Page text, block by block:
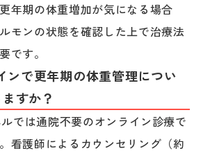
年期の体重増加が気になる場合
モンの状態を確認した上で治療法
です。
ンで更年期の体重管理につい
すか？
では通院不要のオンライン診療で
看護師によるカウンセリング（約